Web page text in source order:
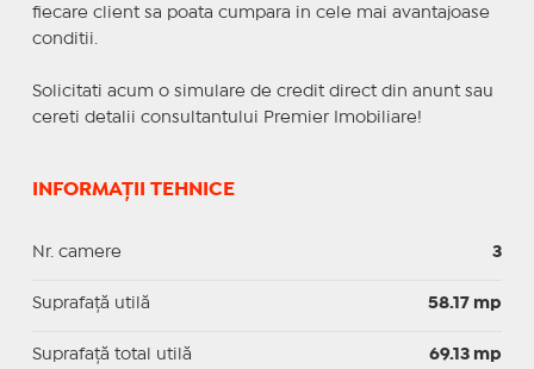
fiecare client sa poata cumpara in cele mai avantajoase
conditii.
Solicitati acum o simulare de credit direct din anunt sau
cereti detalii consultantului Premier Imobiliare!
INFORMAȚII TEHNICE
Nr. camere 3
Suprafaţă utilă 58.17 mp
Suprafaţă total utilă 69.13 mp